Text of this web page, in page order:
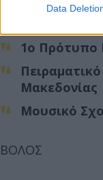
Data
1ο Πρότυπο
Μακεδονίας
Μουσικό
ΒΟΛΟΣ